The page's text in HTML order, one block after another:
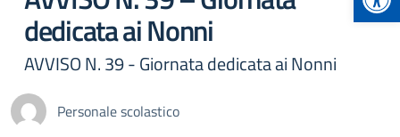
dedicata ai Nonni
AVVISO N. 39 - Giornata dedicata ai Nonni
Personale scolastico